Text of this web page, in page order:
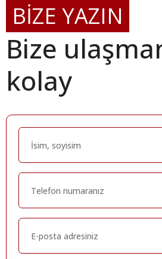
BİZE YAZIN
Bize
kolay